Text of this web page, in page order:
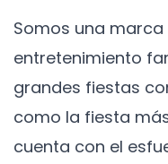
Somos una
entretenimiento
grandes fiestas
como la fiesta
cuenta con el